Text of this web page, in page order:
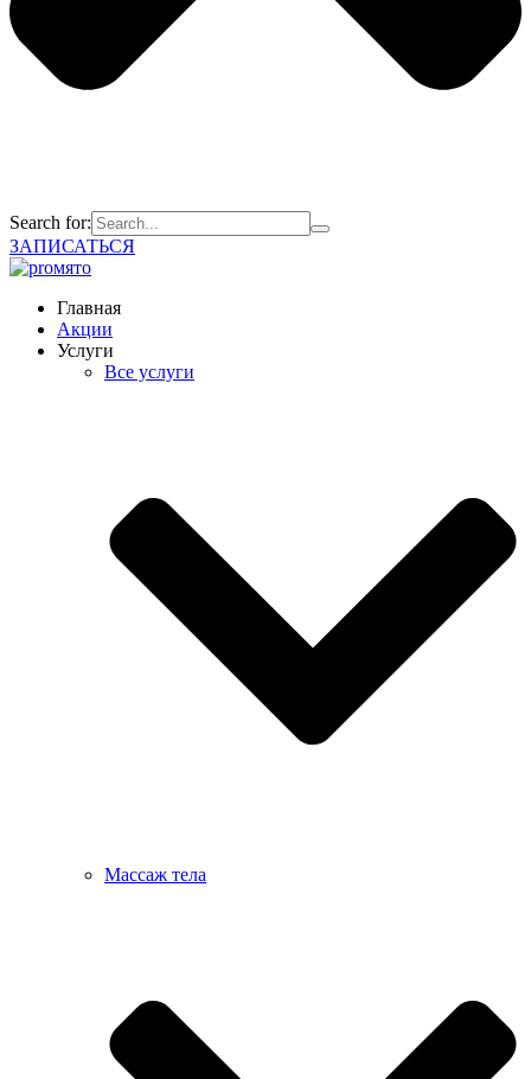
Search for:
ЗАПИСАТЬСЯ
Главная
Акции
Услуги
Все услуги
Массаж тела